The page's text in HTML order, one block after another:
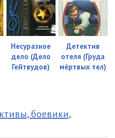
Несуразное
дело (Дело
Гейтвудов)
Детектив
отеля (Груда
мёртвых тел)
боевики,